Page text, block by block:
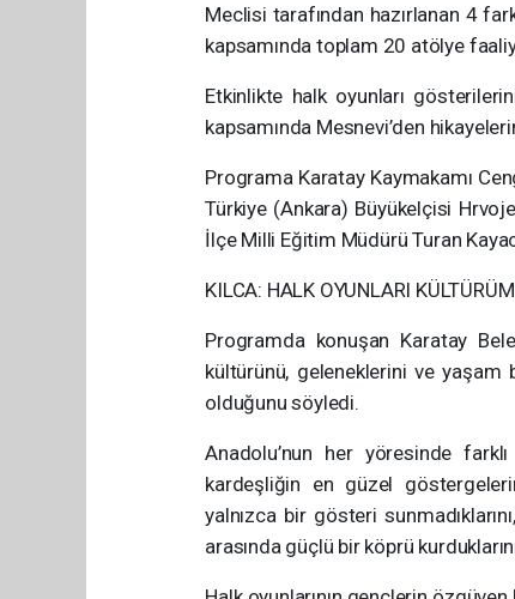
Meclisi tarafından hazırlanan 4
kapsamında toplam 20 atölye
Etkinlikte halk oyunları
kapsamında Mesnevi’den
Programa Karatay Kaymakamı
Türkiye (Ankara) Büyükelçisi
İlçe Milli Eğitim Müdürü Turan
KILCA: HALK OYUNLARI
Programda konuşan Karatay
kültürünü, geleneklerini ve
olduğunu söyledi.
Anadolu’nun her yöresinde
kardeşliğin en güzel
yalnızca bir gösteri
arasında güçlü bir köprü